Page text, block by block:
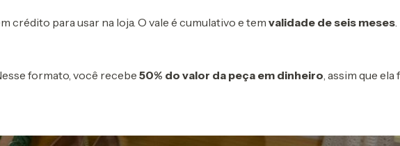
crédito para usar na loja. O vale é cumulativo e tem validade de seis meses.
formato, você recebe 50% do valor da peça em dinheiro, assim que